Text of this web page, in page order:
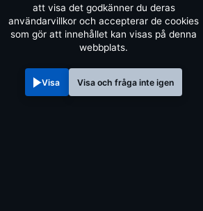
att visa det godkänner du deras
användarvillkor och accepterar de cookies
som gör att innehållet kan visas på denna
webbplats.
Visa Visa och fråga inte igen